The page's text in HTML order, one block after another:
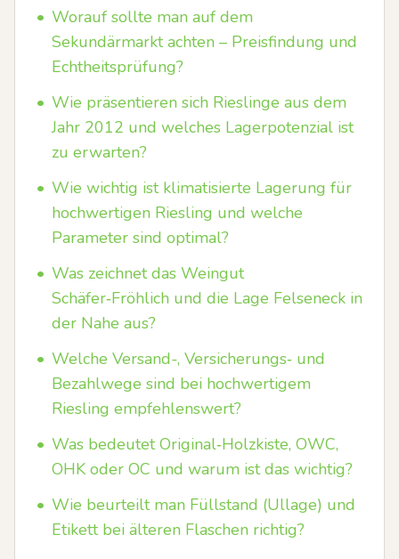
• Worauf sollte man auf dem
Sekundärmarkt achten – Preisfindung und
Echtheitsprüfung?
• Wie präsentieren sich Rieslinge aus dem
Jahr 2012 und welches Lagerpotenzial ist
zu erwarten?
• Wie wichtig ist klimatisierte Lagerung für
hochwertigen Riesling und welche
Parameter sind optimal?
• Was zeichnet das Weingut
Schäfer‑Fröhlich und die Lage Felseneck in
der Nahe aus?
• Welche Versand-, Versicherungs‑ und
Bezahlwege sind bei hochwertigem
Riesling empfehlenswert?
• Was bedeutet Original‑Holzkiste, OWC,
OHK oder OC und warum ist das wichtig?
• Wie beurteilt man Füllstand (Ullage) und
Etikett bei älteren Flaschen richtig?